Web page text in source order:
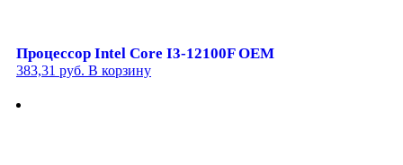
Процессор Intel Core I3-12100F OEM
383,31 руб. В корзину